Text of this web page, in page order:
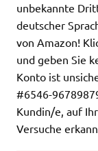
unbekannte
deutscher
von Amazon!
und geben Sie
Konto ist
#6546-
Kundin/e, auf
Versuche